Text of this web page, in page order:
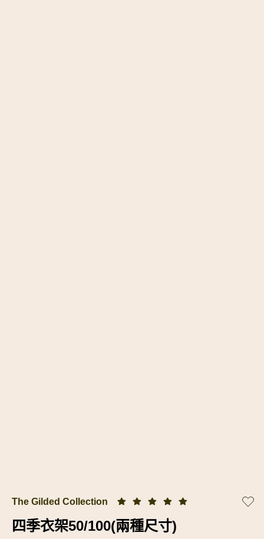
The Gilded Collection
四季衣架50/100(兩種尺寸)